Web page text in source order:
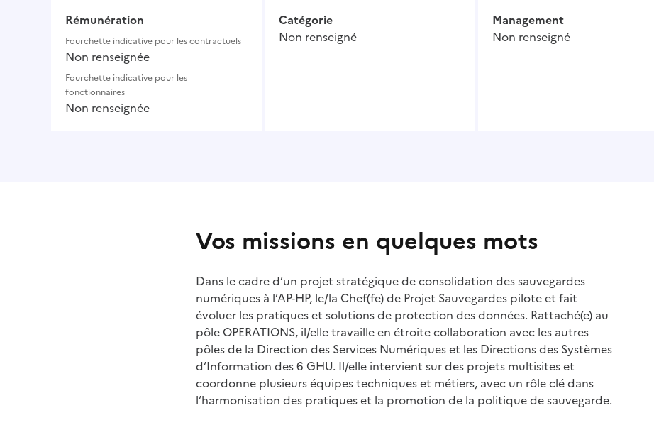
Rémunération
Fourchette indicative pour les contractuels
Non renseignée
Fourchette indicative pour les
fonctionnaires
Non renseignée
Catégorie
Non renseigné
Management
Non renseigné
Vos missions en quelques mots
Dans le cadre d’un projet stratégique de consolidation des sauvegardes
numériques à l’AP-HP, le/la Chef(fe) de Projet Sauvegardes pilote et fait
évoluer les pratiques et solutions de protection des données. Rattaché(e) au
pôle OPERATIONS, il/elle travaille en étroite collaboration avec les autres
pôles de la Direction des Services Numériques et les Directions des Systèmes
d’Information des 6 GHU. Il/elle intervient sur des projets multisites et
coordonne plusieurs équipes techniques et métiers, avec un rôle clé dans
l’harmonisation des pratiques et la promotion de la politique de sauvegarde.